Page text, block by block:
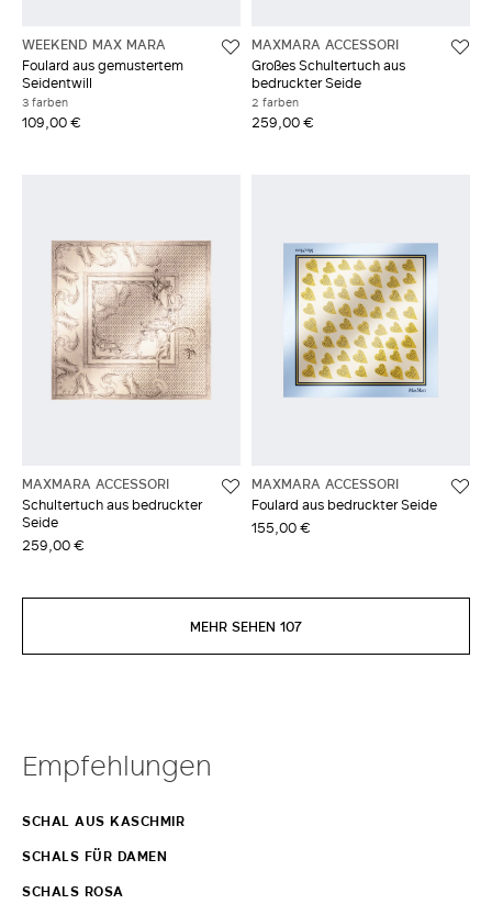
WEEKEND MAX MARA
Foulard aus gemustertem
Seidentwill
3 farben
109,00 €
MAXMARA ACCESSORI
Großes Schultertuch aus
bedruckter Seide
2 farben
259,00 €
MAXMARA ACCESSORI
Schultertuch aus bedruckter
Seide
259,00 €
MAXMARA ACCESSORI
Foulard aus bedruckter Seide
155,00 €
MEHR SEHEN 107
Empfehlungen
SCHAL AUS KASCHMIR
SCHALS FÜR DAMEN
SCHALS ROSA